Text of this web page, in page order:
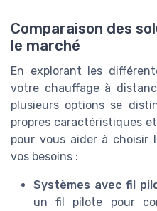
Comparaison des
le marché
En explorant les
votre chauffage à
plusieurs options se
propres caractéristiques
pour vous aider à choisir
vos besoins :
Systèmes avec fil
un fil pilote pour